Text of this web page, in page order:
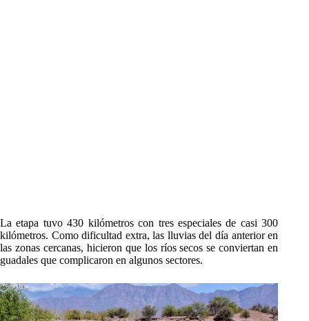
La etapa tuvo 430 kilómetros con tres especiales de casi 300
kilómetros. Como dificultad extra, las lluvias del día anterior en
las zonas cercanas, hicieron que los ríos secos se conviertan en
guadales que complicaron en algunos sectores.